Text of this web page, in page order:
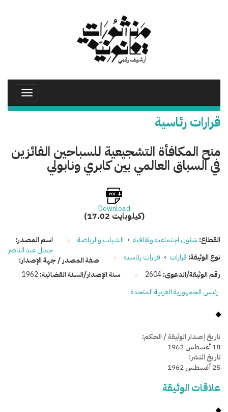
Toggle
قرارات رئاسية
منح المكافأة التشجيعية للسباحين الفائزين
في السباق العالمي بين كابري ونابولي
Download
(17.02 كيلوبايت)
القطاع: شئون اجتماعية وثقافية › الشباب والرياضة
نوع الوثيقة: قرارات › قرارات رئاسية
رقم الوثيقة/الدعوى:2604 سنة الإصدار/السنة القضائية: 1962
اسم المصدر:
جمال عبد الناصر
صفة المصدر / جهة الإصدار:
رئيس الجمهورية العربية المتحدة
تاريخ إصدار الوثيقة / الحكم:
18 أغسطس 1962
تاريخ النشر:
25 أغسطس 1962
علاقات الوثيقة